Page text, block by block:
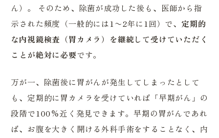
ん）。 そのため、除菌が成功した後も、医師から指
示された頻度（一般的には1〜2年に1回）で、 定期的
な内視鏡検査（胃カメラ）を継続して受けていただく
ことが絶対に必要です。
万が一、除菌後に胃がんが発生してしまったとして
も、定期的に胃カメラを受けていれば「早期がん」の
段階で100%近く発見できます。早期の胃がんであれ
ば、お腹を大きく開ける外科手術をすることなく、内